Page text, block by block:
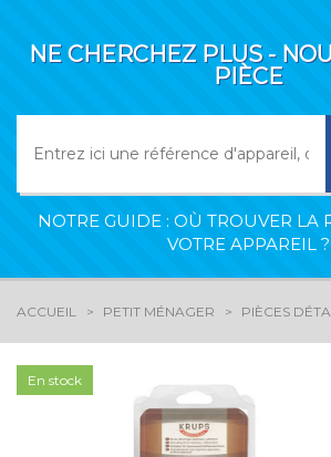
NE CHERCHEZ PLUS -
PIÈCE
NOTRE GUIDE : OÙ TROUVER LA
VOTRE APPAREIL ?
ACCUEIL PETIT MÉNAGER PIÈCES
En stock